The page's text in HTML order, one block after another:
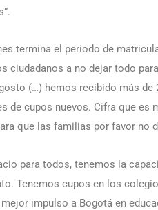
termina el periodo de
ciudadanos a no dejar todo
(…) hemos recibido más
de cupos nuevos. Cifra que es
que las familias por favor no
para todos, tenemos la
Tenemos cupos en los
impulso a Bogotá en